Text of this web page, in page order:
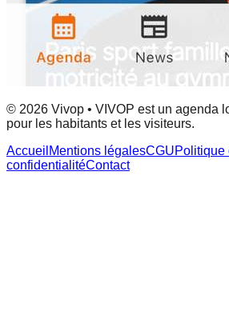
© 2026 Vivop • VIVOP est un agenda
pour les habitants et les visiteurs.
Accueil Mentions légalesCGUPolitique
confidentialitéContact